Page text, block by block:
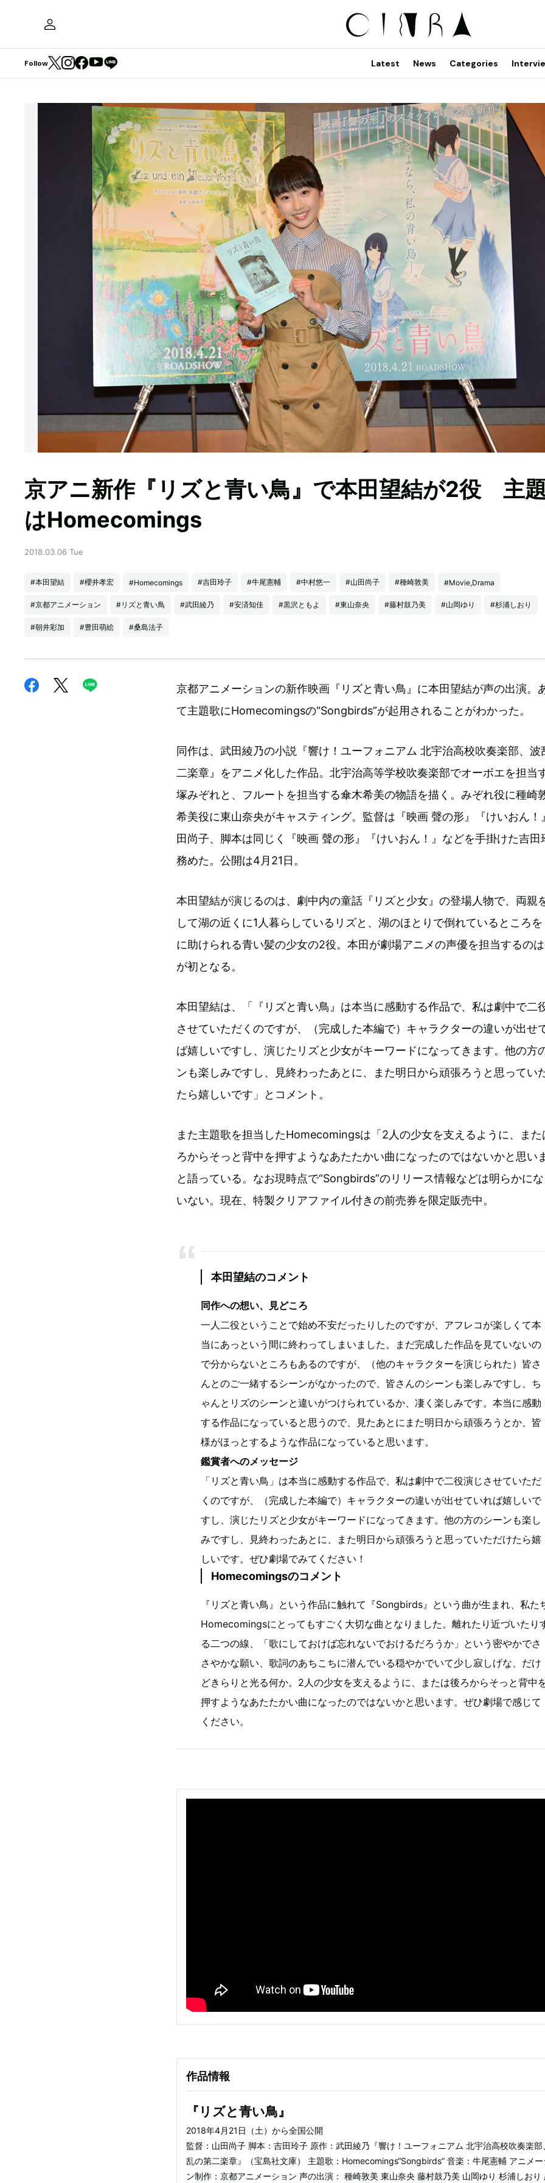
Follow Latest News Categories
京アニ新作『リズと青い鳥』で本田望結が2役 主
はHomecomings
2018.03.06 Tue
#本田望結 #櫻井孝宏 #Homecomings #吉田玲子 #牛尾憲輔 #中村悠一 #山田尚子 #種崎敦美 #Movie,Drama
#京都アニメーション #リズと青い鳥 #武田綾乃 #安済知佳 #黒沢ともよ #東山奈央 #藤村鼓乃美 #山岡ゆり #杉浦しおり
#朝井彩加 #豊田萌絵 #桑島法子
京都アニメーションの新作映画『リズと青い鳥』に本田望結が声の出演。
て主題歌にHomecomingsの“Songbirds”が起用されることがわかった。
同作は、武田綾乃の小説『響け！ユーフォニアム 北宇治高校吹奏楽部、波
二楽章』をアニメ化した作品。北宇治高等学校吹奏楽部でオーボエを担当
塚みぞれと、フルートを担当する傘木希美の物語を描く。みぞれ役に種崎
希美役に東山奈央がキャスティング。監督は『映画 聲の形』『けいおん！
田尚子、脚本は同じく『映画 聲の形』『けいおん！』などを手掛けた吉田
務めた。公開は4月21日。
本田望結が演じるのは、劇中内の童話『リズと少女』の登場人物で、両親
して湖の近くに1人暮らしているリズと、湖のほとりで倒れているところ
に助けられる青い髪の少女の2役。本田が劇場アニメの声優を担当するの
が初となる。
本田望結は、「『リズと青い鳥』は本当に感動する作品で、私は劇中で二
させていただくのですが、（完成した本編で）キャラクターの違いが出せ
ば嬉しいですし、演じたリズと少女がキーワードになってきます。他の方
ンも楽しみですし、見終わったあとに、また明日から頑張ろうと思ってい
たら嬉しいです」とコメント。
また主題歌を担当したHomecomingsは「2人の少女を支えるように、また
ろからそっと背中を押すようなあたたかい曲になったのではないかと思い
と語っている。なお現時点で“Songbirds”のリリース情報などは明らかに
いない。現在、特製クリアファイル付きの前売券を限定販売中。
本田望結のコメント
同作への想い、見どころ
一人二役ということで始め不安だったりしたのですが、アフレコが楽しくて本
当にあっという間に終わってしまいました。まだ完成した作品を見ていないの
で分からないところもあるのですが、（他のキャラクターを演じられた）皆さ
んとのご一緒するシーンがなかったので、皆さんのシーンも楽しみですし、ち
ゃんとリズのシーンと違いがつけられているか、凄く楽しみです。本当に感動
する作品になっていると思うので、見たあとにまた明日から頑張ろうとか、皆
様がほっとするような作品になっていると思います。
鑑賞者へのメッセージ
「リズと青い鳥」は本当に感動する作品で、私は劇中で二役演じさせていただ
くのですが、（完成した本編で）キャラクターの違いが出せていれば嬉しいで
すし、演じたリズと少女がキーワードになってきます。他の方のシーンも楽し
みですし、見終わったあとに、また明日から頑張ろうと思っていただけたら嬉
しいです。ぜひ劇場でみてください！
Homecomingsのコメント
『リズと青い鳥』という作品に触れて『Songbirds』という曲が生まれ、私た
Homecomingsにとってもすごく大切な曲となりました。離れたり近づいたり
る二つの線、「歌にしておけば忘れないでおけるだろうか」という密やかでさ
さやかな願い、歌詞のあちこちに潜んでいる穏やかでいて少し寂しげな、だけ
どきらりと光る何か。2人の少女を支えるように、または後ろからそっと背中
押すようなあたたかい曲になったのではないかと思います。ぜひ劇場で感じて
ください。
作品情報
『リズと青い鳥』
2018年4月21日（土）から全国公開
監督：山田尚子 脚本：吉田玲子 原作：武田綾乃『響け！ユーフォニアム 北宇治高校吹奏楽部
乱の第二楽章』（宝島社文庫） 主題歌：Homecomings“Songbirds” 音楽：牛尾憲輔 アニメ
ン制作：京都アニメーション 声の出演： 種崎敦美 東山奈央 藤村鼓乃美 山岡ゆり 杉浦しおり